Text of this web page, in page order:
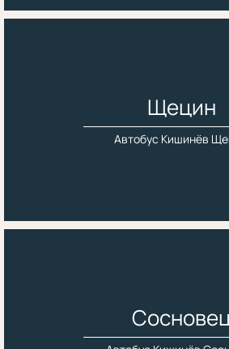
Щецин
Автобус Кишинёв